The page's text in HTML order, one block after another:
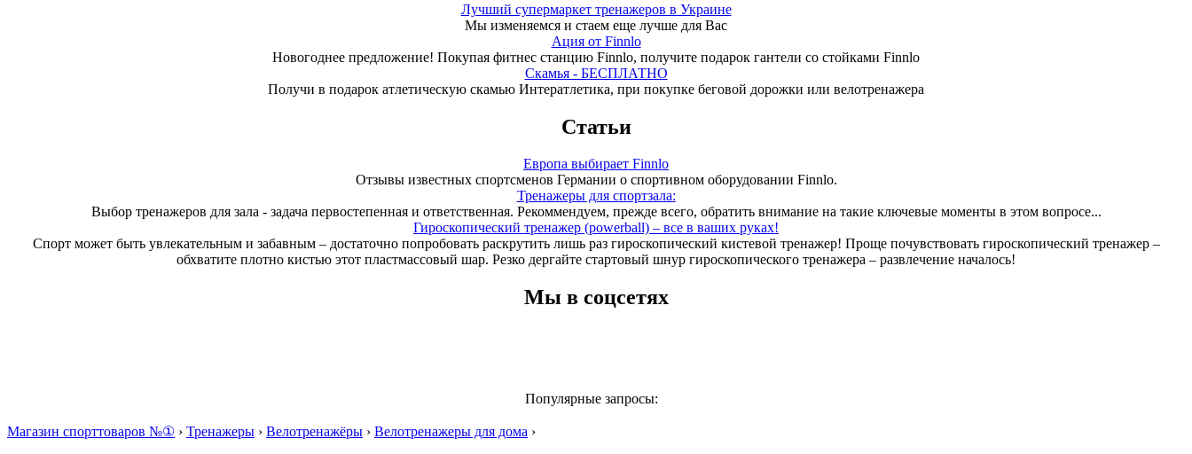
Лучший супермаркет тренажеров в Украине
Мы изменяемся и стаем еще лучше для Вас
Ация от Finnlo
Новогоднее предложение! Покупая фитнес станцию Finnlo, получите подарок гантели со стойками Finnlo
Скамья - БЕСПЛАТНО
Получи в подарок атлетическую скамью Интератлетика, при покупке беговой дорожки или велотренажера
Статьи
Европа выбирает Finnlo
Отзывы известных спортсменов Германии о спортивном оборудовании Finnlo.
Тренажеры для спортзала:
Выбор тренажеров для зала - задача первостепенная и ответственная. Рекоммендуем, прежде всего, обратить внимание на такие ключевые моменты в этом вопросе...
Гироскопический тренажер (powerball) – все в ваших руках!
Спорт может быть увлекательным и забавным – достаточно попробовать раскрутить лишь раз гироскопический кистевой тренажер! Проще почувствовать гироскопический тренажер –
обхватите плотно кистью этот пластмассовый шар. Резко дергайте стартовый шнур гироскопического тренажера – развлечение началось!
Мы в соцсетях
Популярные запросы:
Магазин спорттоваров №① › Тренажеры › Велотренажёры › Велотренажеры для дома ›